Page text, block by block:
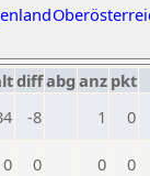
diffabg anz pkt
-8 1 0
0 0 0 0